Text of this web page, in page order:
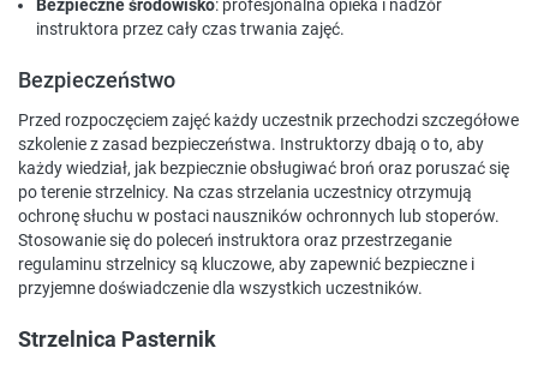
Bezpieczne środowisko: profesjonalna opieka i nadzór
instruktora przez cały czas trwania zajęć.
Bezpieczeństwo
Przed rozpoczęciem zajęć każdy uczestnik przechodzi szczegółowe
szkolenie z zasad bezpieczeństwa. Instruktorzy dbają o to, aby
każdy wiedział, jak bezpiecznie obsługiwać broń oraz poruszać się
po terenie strzelnicy. Na czas strzelania uczestnicy otrzymują
ochronę słuchu w postaci nauszników ochronnych lub stoperów.
Stosowanie się do poleceń instruktora oraz przestrzeganie
regulaminu strzelnicy są kluczowe, aby zapewnić bezpieczne i
przyjemne doświadczenie dla wszystkich uczestników.
Strzelnica Pasternik